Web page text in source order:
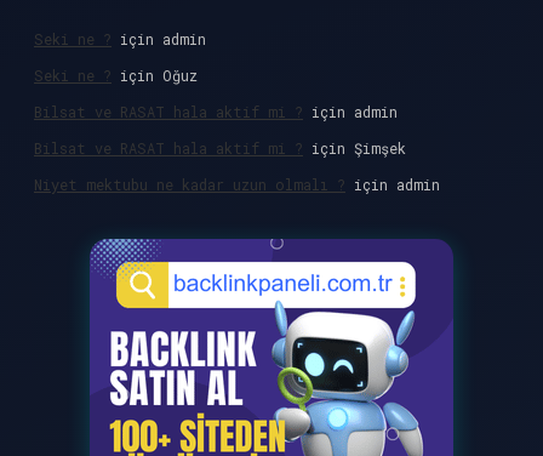
Seki ne ? için admin
Seki ne ? için Oğuz
Bilsat ve RASAT hala aktif mi ? için admin
Bilsat ve RASAT hala aktif mi ? için Şimşek
Niyet mektubu ne kadar uzun olmalı ? için admin